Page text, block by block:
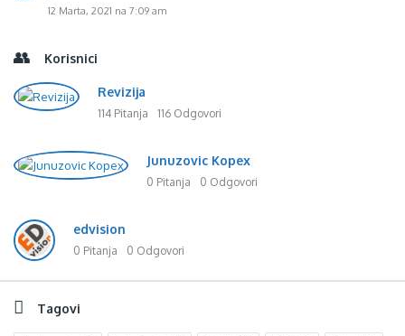
12 Marta, 2021 na 7:09 am
Korisnici
Revizija
114 Pitanja 116 Odgovori
Junuzovic Kopex
0 Pitanja 0 Odgovori
edvision
0 Pitanja 0 Odgovori
Tagovi